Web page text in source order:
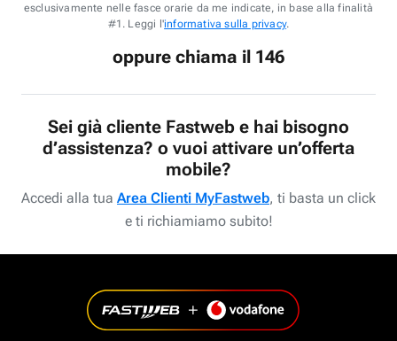
esclusivamente nelle fasce orarie da me indicate, in base alla finalità
#1. Leggi l'informativa sulla privacy.
oppure chiama il 146
Sei già cliente Fastweb e hai bisogno
d’assistenza? o vuoi attivare un’offerta
mobile?
Accedi alla tua Area Clienti MyFastweb, ti basta un click
e ti richiamiamo subito!